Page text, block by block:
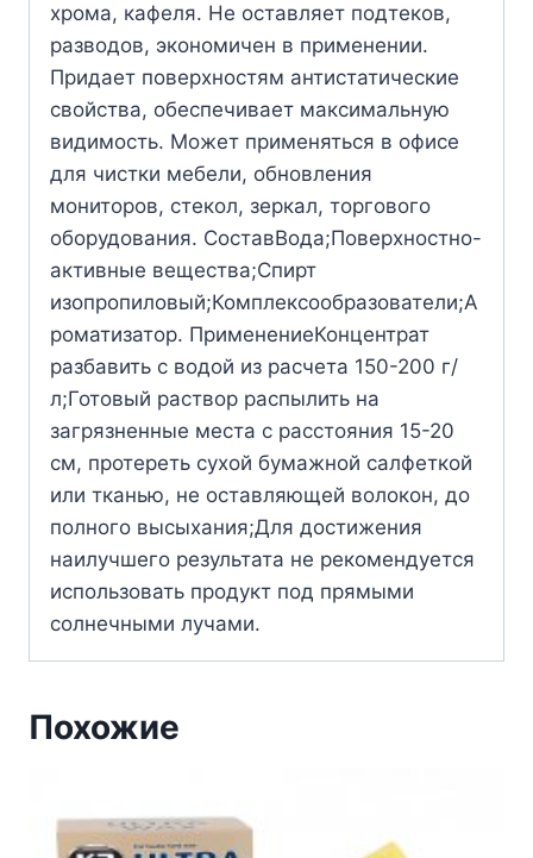
хрома, кафеля. Не оставляет подтеков,
разводов, экономичен в применении.
Придает поверхностям антистатические
свойства, обеспечивает максимальную
видимость. Может применяться в офисе
для чистки мебели, обновления
мониторов, стекол, зеркал, торгового
оборудования. СоставВода;Поверхностно-
активные вещества;Спирт
изопропиловый;Комплексообразователи;А
роматизатор. ПрименениеКонцентрат
разбавить с водой из расчета 150-200 г/
л;Готовый раствор распылить на
загрязненные места с расстояния 15-20
см, протереть сухой бумажной салфеткой
или тканью, не оставляющей волокон, до
полного высыхания;Для достижения
наилучшего результата не рекомендуется
использовать продукт под прямыми
солнечными лучами.
Похожие